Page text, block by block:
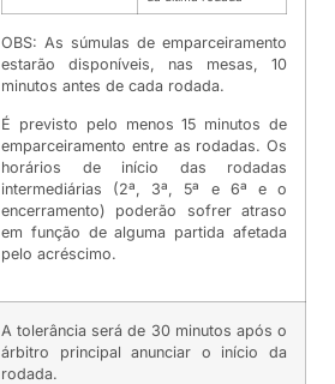
OBS: As súmulas de emparceiramento
estarão disponíveis, nas mesas, 10
minutos antes de cada rodada.
É previsto pelo menos 15 minutos de
emparceiramento entre as rodadas. Os
horários de início das rodadas
intermediárias (2ª, 3ª, 5ª e 6ª e o
encerramento) poderão sofrer atraso
em função de alguma partida afetada
pelo acréscimo.
A tolerância será de 30 minutos após o
árbitro principal anunciar o início da
rodada.